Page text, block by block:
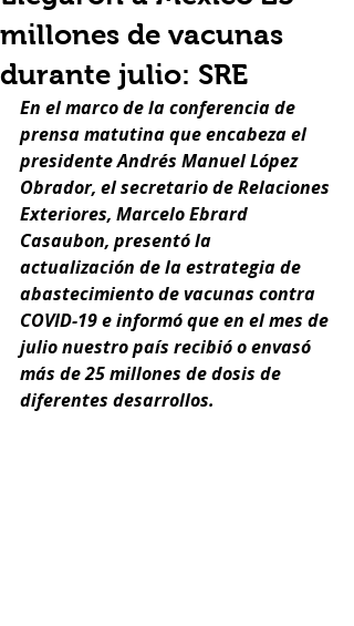
millones de vacunas
durante julio: SRE
En el marco de la conferencia de
prensa matutina que encabeza el
presidente Andrés Manuel López
Obrador, el secretario de Relaciones
Exteriores, Marcelo Ebrard
Casaubon, presentó la
actualización de la estrategia de
abastecimiento de vacunas contra
COVID-19 e informó que en el mes de
julio nuestro país recibió o envasó
más de 25 millones de dosis de
diferentes desarrollos.